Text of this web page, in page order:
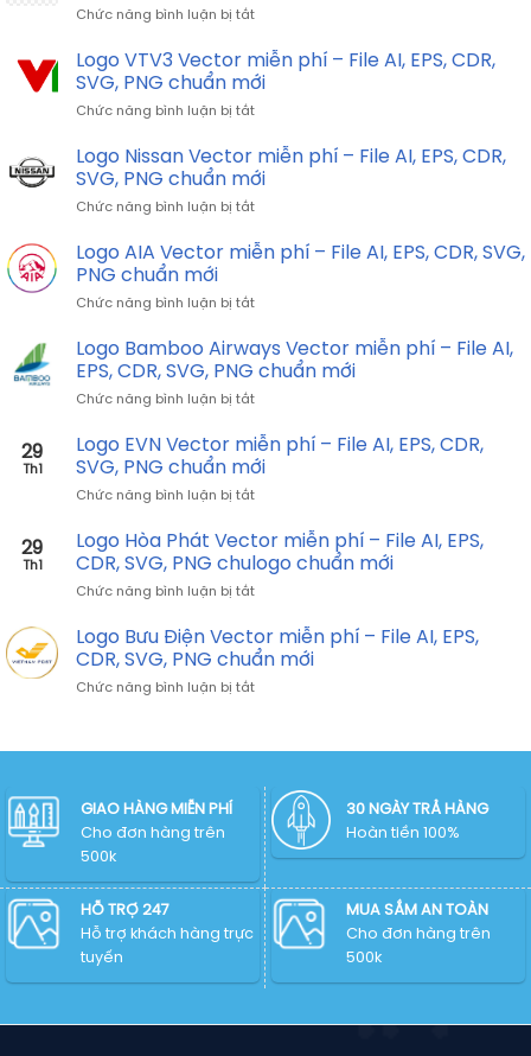
Chức năng bình luận bị tắtở
Ducati
Vector
phí
File
AI,
CDR,
PNG
Logo VTV3 Vector miễn phí – File AI, EPS, CDR,
SVG, PNG chuẩn mới
Chức năng bình luận bị tắtở
VTV3
Vector
phí
File
CDR,
PNG
chuẩn
Logo Nissan Vector miễn phí – File AI, EPS, CDR,
SVG, PNG chuẩn mới
Chức năng bình luận bị tắtở
Nissan
Vector
phí
File
AI,
CDR,
PNG
chuẩn
Logo AIA Vector miễn phí – File AI, EPS, CDR, SVG,
PNG chuẩn mới
Chức năng bình luận bị tắtở
AIA
Vector
phí
File
AI,
CDR,
PNG
chuẩn
Logo Bamboo Airways Vector miễn phí – File AI,
EPS, CDR, SVG, PNG chuẩn mới
Chức năng bình luận bị tắtở
Bamboo
Airways
miễn
–
File
EPS,
SVG,
PNG
29
Th1
Logo EVN Vector miễn phí – File AI, EPS, CDR,
SVG, PNG chuẩn mới
Chức năng bình luận bị tắtở
EVN
Vector
miễn
phí
File
AI,
CDR,
29
Th1
Logo Hòa Phát Vector miễn phí – File AI, EPS,
CDR, SVG, PNG chulogo chuẩn mới
Chức năng bình luận bị tắtở
Hòa
Phát
miễn
File
EPS,
CDR,
SVG,
PNG
chulogo
chuẩn
mới
Logo Bưu Điện Vector miễn phí – File AI, EPS,
CDR, SVG, PNG chuẩn mới
Chức năng bình luận bị tắtở
miễn
phí
File
AI,
EPS,
CDR,
SVG,
PNG
chuẩn
mới
GIAO HÀNG MIỄN PHÍ
Cho đơn hàng trên
500k
30 NGÀY TRẢ HÀNG
Hoàn tiền 100%
HỖ TRỢ 247
Hỗ trợ khách hàng trực
tuyến
MUA SẮM AN TOÀN
Cho đơn hàng trên
500k